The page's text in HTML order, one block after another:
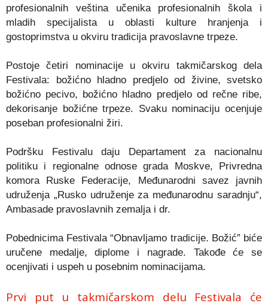
profesionalnih veština učenika profesionalnih škola i
mladih specijalista u oblasti kulture hranjenja i
gostoprimstva u okviru tradicija pravoslavne trpeze.
Postoje četiri nominacije u okviru takmičarskog dela
Festivala: božićno hladno predjelo od živine, svetsko
božićno pecivo, božićno hladno predjelo od rečne ribe,
dekorisanje božićne trpeze. Svaku nominaciju ocenjuje
poseban profesionalni žiri.
Podršku Festivalu daju Departament za nacionalnu
politiku i regionalne odnose grada Moskve, Privredna
komora Ruske Federacije, Međunarodni savez javnih
udruženja „Rusko udruženje za međunarodnu saradnju“,
Ambasade pravoslavnih zemalja i dr.
Pobednicima Festivala “Obnavljamo tradicije. Božić” biće
uručene medalje, diplome i nagrade. Takođe će se
ocenjivati i uspeh u posebnim nominacijama.
Prvi put u takmičarskom delu Festivala će